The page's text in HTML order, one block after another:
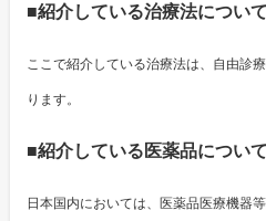
■紹介している治療法について
ここで紹介している治療法は、自由診
ります。
■紹介している医薬品について
日本国内においては、医薬品医療機器